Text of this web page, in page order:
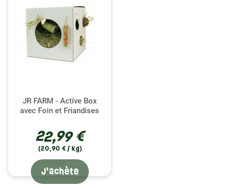
JR FARM - Active Box
avec Foin et Friandises
22,99 €
(20,90 € / kg)
J'achète